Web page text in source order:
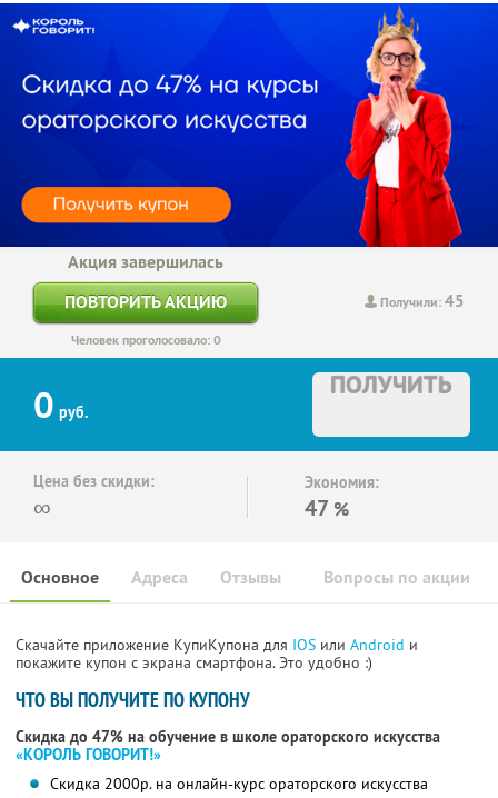
Получили:45
Акция завершилась
ПОВТОРИТЬ АКЦИЮ
Человек проголосовало: 0
0 руб.
ПОЛУЧИТЬ
Цена без скидки:
∞
Экономия:
47 %
Основное Отзывы Вопросы по акции
Адреса
Скачайте приложение КупиКупона для IOS или Android и
покажите купон с экрана смартфона. Это удобно :)
ЧТО ВЫ ПОЛУЧИТЕ ПО КУПОНУ
Скидка до 47% на обучение в школе ораторского искусства
«КОРОЛЬ ГОВОРИТ!»
Скидка 2000р. на онлайн-курс ораторского искусства